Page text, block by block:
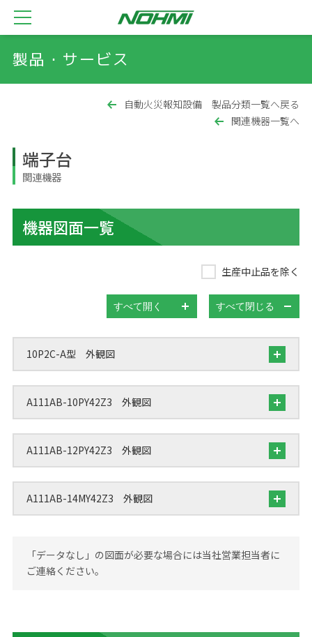
製品・サービス
自動火災報知設備 製品分類一覧へ戻る
関連機器一覧へ
端子台
関連機器
機器図面一覧
生産中止品を除く
すべて開く すべて閉じる
10P2C-A型 外観図
A111AB-10PY42Z3 外観図
A111AB-12PY42Z3 外観図
A111AB-14MY42Z3 外観図
「データなし」の図面が必要な場合には当社営業担当者に
ご連絡ください。